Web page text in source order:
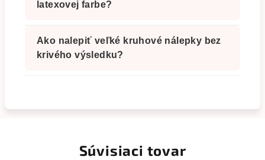
latexovej farbe?
Ako nalepiť veľké kruhové nálepky bez
krivého výsledku?
Súvisiaci tovar